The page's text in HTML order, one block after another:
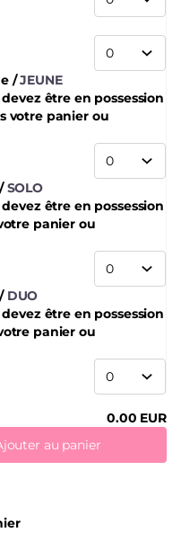
JEUNE
être en possession
votre panier ou
SOLO
être en possession
panier ou
DUO
être en possession
panier ou
0.00 EUR
au panier